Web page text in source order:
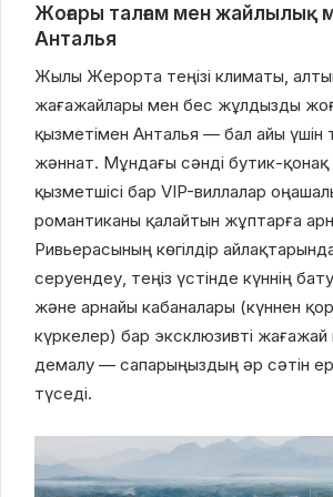
Жоғары талғам мен жайлылық
Анталья
Жылы Жерорта теңізі климаты,
жағажайлары мен бес жұлдызды
қызметімен Анталья — бал айы үшін
жәннат. Мұндағы сәнді бутик-
қызметшісі бар VIP-виллалар
романтиканы қалайтын жұптарға
Ривьерасының көгілдір
серуендеу, теңіз үстінде күннің
және арнайы кабаналары (күннен
күркелер) бар эксклюзивті
демалу — сапарыңыздың әр сәтін
түседі.